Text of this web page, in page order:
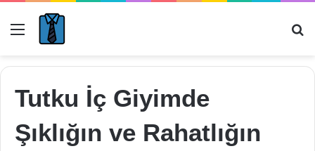
Menü
Tutku İç Giyimde
Şıklığın ve Rahatlığın